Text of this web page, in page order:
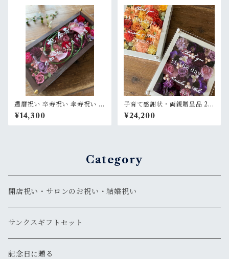
婚式 ギフト
還暦祝い 卒寿祝い 傘寿祝い 退
職祝い【名入れ】プリザーブ
ドフラワーアレンジ ウッドフ
レーム 茶木枠横置き〈ボルド
¥14,300
子育て感謝状・両親贈呈品 2個
セット【名入れ】プリザーブ
ドフラワーアレンジ ウッドフ
レーム 白木枠〈イエロー＆パ
¥24,200
Category
開店祝い・サロンのお祝い・結婚祝い
サンクスギフトセット
記念日に贈る